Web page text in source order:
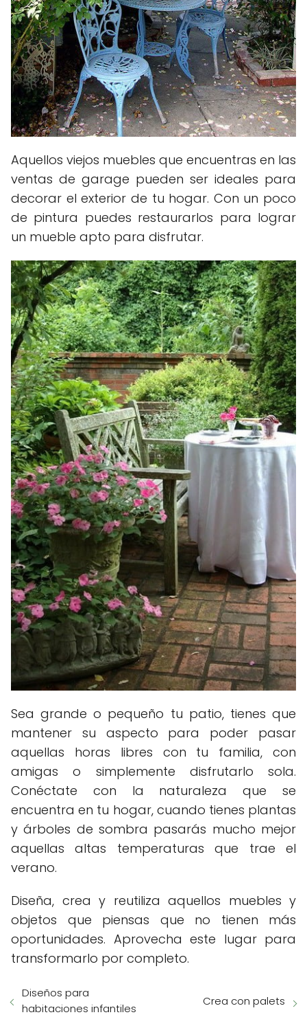
Aquellos viejos muebles que encuentras en las
ventas de garage pueden ser ideales para
decorar el exterior de tu hogar. Con un poco
de pintura puedes restaurarlos para lograr
un mueble apto para disfrutar.
Sea grande o pequeño tu patio, tienes que
mantener su aspecto para poder pasar
aquellas horas libres con tu familia, con
amigas o simplemente disfrutarlo sola.
Conéctate con la naturaleza que se
encuentra en tu hogar, cuando tienes plantas
y árboles de sombra pasarás mucho mejor
aquellas altas temperaturas que trae el
verano.
Diseña, crea y reutiliza aquellos muebles y
objetos que piensas que no tienen más
oportunidades. Aprovecha este lugar para
transformarlo por completo.
Diseños para
habitaciones infantiles
Crea con palets